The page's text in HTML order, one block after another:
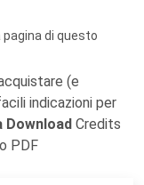
di questo
(e
indicazioni per
Download Credits
PDF